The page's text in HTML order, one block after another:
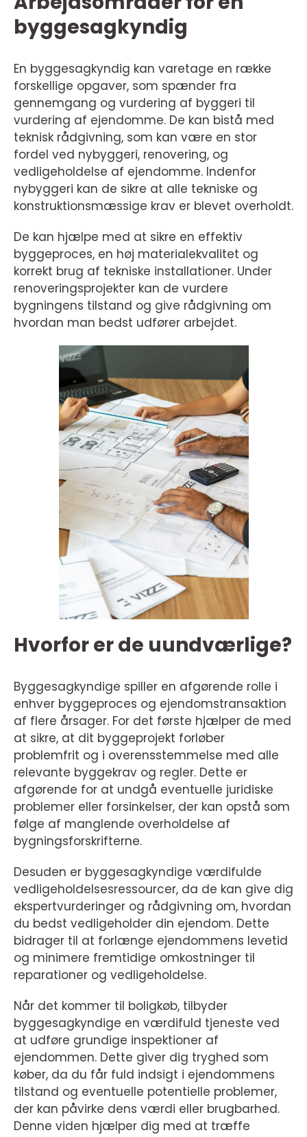
byggesagkyndig
En byggesagkyndig kan varetage en række
forskellige opgaver, som spænder fra
gennemgang og vurdering af byggeri til
vurdering af ejendomme. De kan bistå med
teknisk rådgivning, som kan være en stor
fordel ved nybyggeri, renovering, og
vedligeholdelse af ejendomme. Indenfor
nybyggeri kan de sikre at alle tekniske og
konstruktionsmæssige krav er blevet overholdt.
De kan hjælpe med at sikre en effektiv
byggeproces, en høj materialekvalitet og
korrekt brug af tekniske installationer. Under
renoveringsprojekter kan de vurdere
bygningens tilstand og give rådgivning om
hvordan man bedst udfører arbejdet.
Hvorfor er de uundværlige?
Byggesagkyndige spiller en afgørende rolle i
enhver byggeproces og ejendomstransaktion
af flere årsager. For det første hjælper de med
at sikre, at dit byggeprojekt forløber
problemfrit og i overensstemmelse med alle
relevante byggekrav og regler. Dette er
afgørende for at undgå eventuelle juridiske
problemer eller forsinkelser, der kan opstå som
følge af manglende overholdelse af
bygningsforskrifterne.
Desuden er byggesagkyndige værdifulde
vedligeholdelsesressourcer, da de kan give dig
ekspertvurderinger og rådgivning om, hvordan
du bedst vedligeholder din ejendom. Dette
bidrager til at forlænge ejendommens levetid
og minimere fremtidige omkostninger til
reparationer og vedligeholdelse.
Når det kommer til boligkøb, tilbyder
byggesagkyndige en værdifuld tjeneste ved
at udføre grundige inspektioner af
ejendommen. Dette giver dig tryghed som
køber, da du får fuld indsigt i ejendommens
tilstand og eventuelle potentielle problemer,
der kan påvirke dens værdi eller brugbarhed.
Denne viden hjælper dig med at træffe